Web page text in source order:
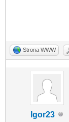
Strona WWW
Igor23